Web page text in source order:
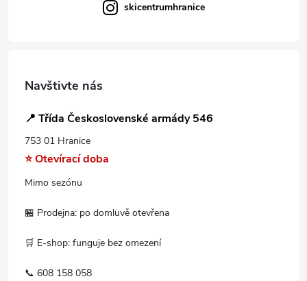
skicentrumhranice
Navštivte nás
📍 Třída Československé armády 546
753 01 Hranice
⭐ Otevírací doba
Mimo sezónu
🏪 Prodejna: po domluvě otevřena
🛒 E-shop: funguje bez omezení
📞 608 158 058